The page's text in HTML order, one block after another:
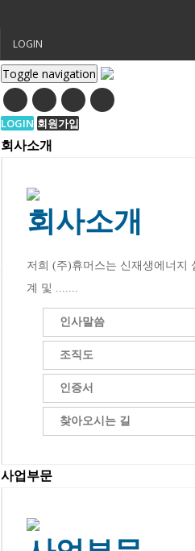
LOGIN
Toggle navigation
LOGIN 회원가입
회사소개
회사소개
저희 (주)휴머스는 신재생에너지
계 및 .......
인사말씀
조직도
인증서
찾아오시는 길
사업부문